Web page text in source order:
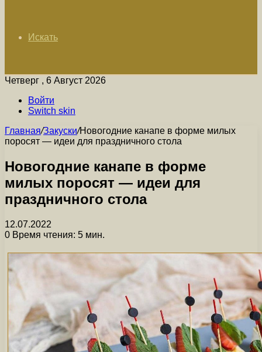
Искать
Четверг , 6 Август 2026
Войти
Switch skin
Главная/Закуски/Новогодние канапе в форме милых
поросят — идеи для праздничного стола
Новогодние канапе в форме
милых поросят — идеи для
праздничного стола
12.07.2022
0 Время чтения: 5 мин.